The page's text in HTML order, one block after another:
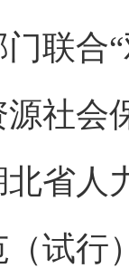
联合
社会
省人
试行